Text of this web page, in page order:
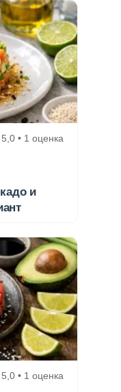
5,0 • 1 оценка
и
5,0 • 1 оценка